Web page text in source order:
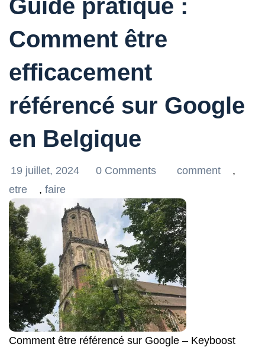
Guide pratique :
Comment être
efficacement
référencé sur Google
en Belgique
19 juillet, 2024 0 Comments comment
,
etre
, faire
Comment être référencé sur Google – Keyboost